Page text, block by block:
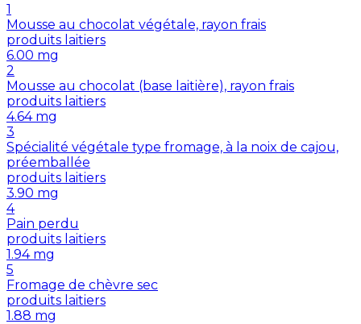
1
Mousse au chocolat végétale, rayon frais
produits laitiers
6.00 mg
2
Mousse au chocolat (base laitière), rayon frais
produits laitiers
4.64 mg
3
Spécialité végétale type fromage, à la noix de cajou,
préemballée
produits laitiers
3.90 mg
4
Pain perdu
produits laitiers
1.94 mg
5
Fromage de chèvre sec
produits laitiers
1.88 mg